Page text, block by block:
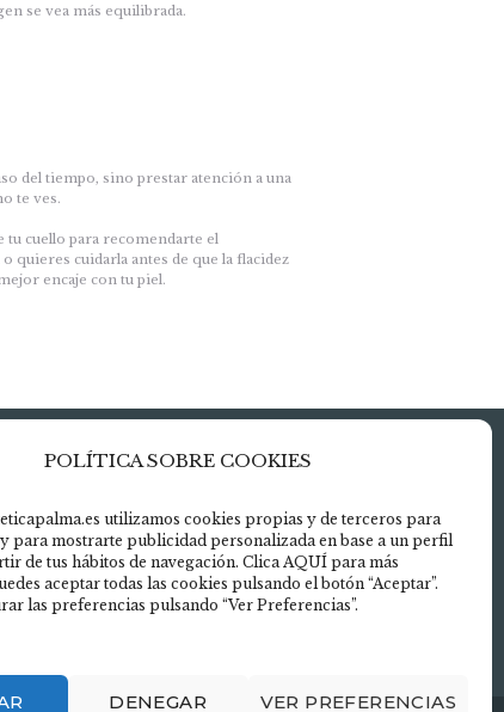
POLÍTICA SOBRE COOKIES
utilizamos cookies propias y de terceros para
para mostrarte publicidad personalizada en base a un perfil
de tus hábitos de navegación. Clica AQUÍ para más
aceptar todas las cookies pulsando el botón “Aceptar”.
las preferencias pulsando “Ver Preferencias”.
DENEGAR VER PREFERENCIAS
se vea más equilibrada.
del tiempo, sino prestar atención a una
te ves.
tu cuello para recomendarte el
quieres cuidarla antes de que la flacidez
encaje con tu piel.
para